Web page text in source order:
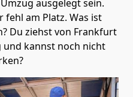
ausgelegt sein.
fehl am Platz. Was ist
? Du ziehst von Frankfurt
und kannst noch nicht